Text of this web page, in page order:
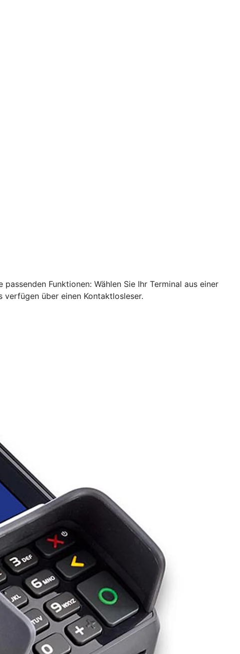
Funktionen: Wählen Sie Ihr Terminal aus einer
über einen Kontaktlosleser.